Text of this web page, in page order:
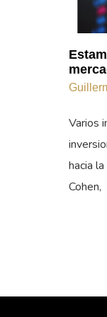
Varios
hacia
Cohen,